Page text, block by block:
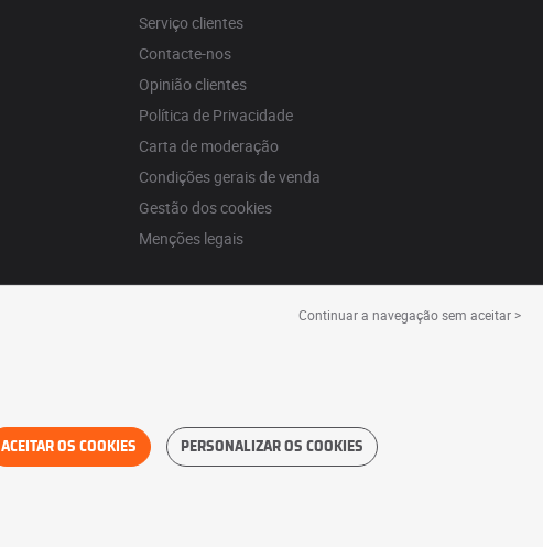
Serviço clientes
Contacte-nos
Opinião clientes
Política de Privacidade
Carta de moderação
Condições gerais de venda
Gestão dos cookies
Menções legais
Continuar a navegação sem aceitar >
ACEITAR OS COOKIES PERSONALIZAR OS COOKIES